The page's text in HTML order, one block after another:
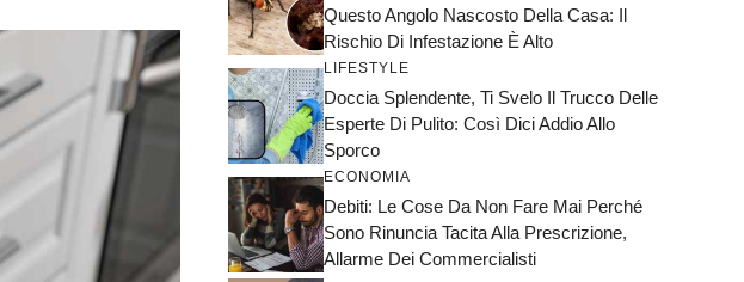
Questo Angolo Nascosto Della Casa: Il
Rischio Di Infestazione È Alto
LIFESTYLE
Doccia Splendente, Ti Svelo Il Trucco Delle
Esperte Di Pulito: Così Dici Addio Allo
Sporco
ECONOMIA
Debiti: Le Cose Da Non Fare Mai Perché
Sono Rinuncia Tacita Alla Prescrizione,
Allarme Dei Commercialisti